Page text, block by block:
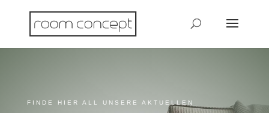
FINDE HIER ALL UNSERE AKTUELLEN